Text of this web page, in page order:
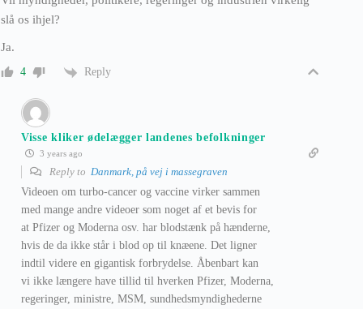
slå os ihjel?
Ja.
4 Reply
Visse kliker ødelægger landenes befolkninger
3 years ago
Reply to Danmark, på vej i massegraven
Videoen om turbo-cancer og vaccine virker sammen
med mange andre videoer som noget af et bevis for
at Pfizer og Moderna osv. har blodstænk på hænderne,
hvis de da ikke står i blod op til knæene. Det ligner
indtil videre en gigantisk forbrydelse. Åbenbart kan
vi ikke længere have tillid til hverken Pfizer, Moderna,
regeringer, ministre, MSM, sundhedsmyndighederne